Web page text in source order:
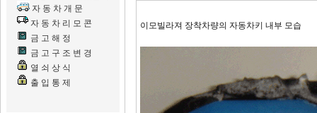
자 동 차 개 문
자 동 차 리 모 콘
금 고 해 정
금 고 구 조 변 경
열 쇠 상 식
출 입 통 제
이모빌라져 장착차량의 자동차키 내부 모습